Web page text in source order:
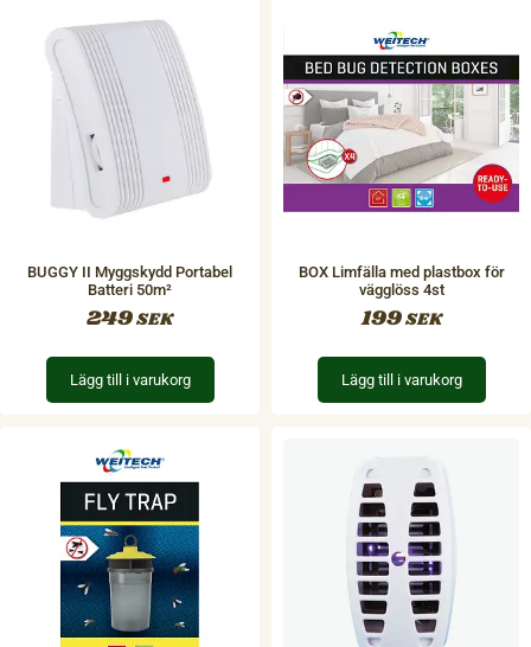
BUGGY II Myggskydd Portabel
Batteri 50m²
249SEK
Lägg till i varukorg
BOX Limfälla med plastbox för
vägglöss 4st
199SEK
Lägg till i varukorg